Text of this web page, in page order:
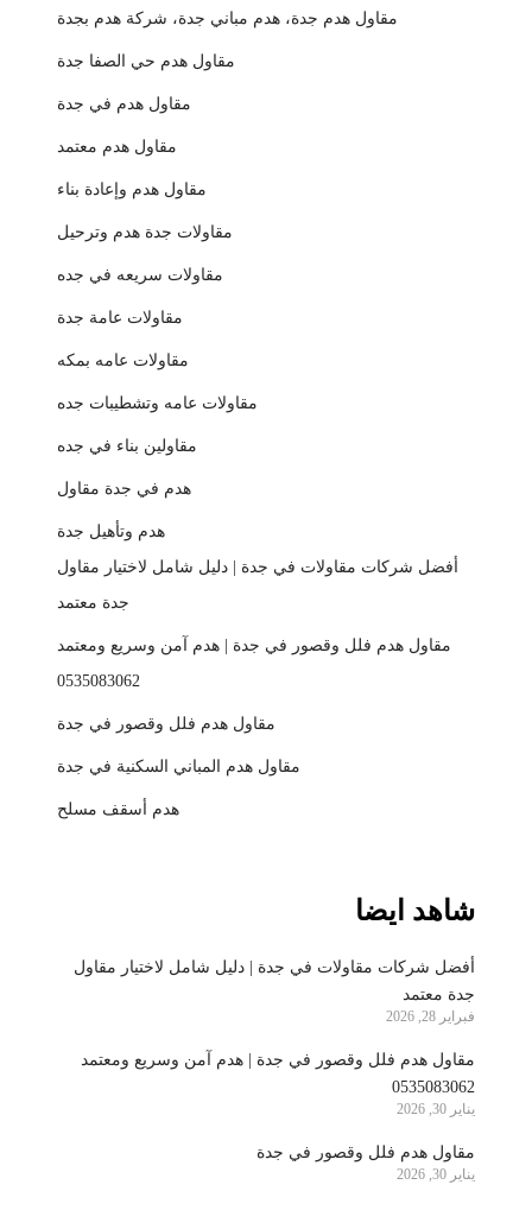
مقاول هدم جدة، هدم مباني جدة، شركة هدم بجدة
مقاول هدم حي الصفا جدة
مقاول هدم في جدة
مقاول هدم معتمد
مقاول هدم وإعادة بناء
مقاولات جدة هدم وترحيل
مقاولات سريعه في جده
مقاولات عامة جدة
مقاولات عامه بمكه
مقاولات عامه وتشطيبات جده
مقاولين بناء في جده
هدم في جدة مقاول
هدم وتأهيل جدة
أفضل شركات مقاولات في جدة | دليل شامل لاختيار مقاول
جدة معتمد
مقاول هدم فلل وقصور في جدة | هدم آمن وسريع ومعتمد
0535083062
مقاول هدم فلل وقصور في جدة
مقاول هدم المباني السكنية في جدة
هدم أسقف مسلح
شاهد ايضا
أفضل شركات مقاولات في جدة | دليل شامل لاختيار مقاول
جدة معتمد
فبراير 28, 2026
مقاول هدم فلل وقصور في جدة | هدم آمن وسريع ومعتمد
0535083062
يناير 30, 2026
مقاول هدم فلل وقصور في جدة
يناير 30, 2026